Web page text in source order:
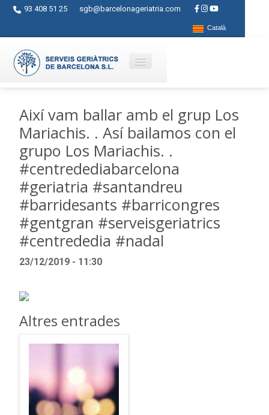
93 408 51 25 sgb@barcelonageriatria.com
Català
Serveis
Activitats
Ajuts
Contacte
Així vam ballar amb el grup Los
Mariachis. . Así bailamos con el
grupo Los Mariachis. .
#centredediabarcelona
#geriatria #santandreu
#barridesants #barricongres
#gentgran #serveisgeriatrics
#centrededia #nadal
23/12/2019 - 11:30
Altres entrades